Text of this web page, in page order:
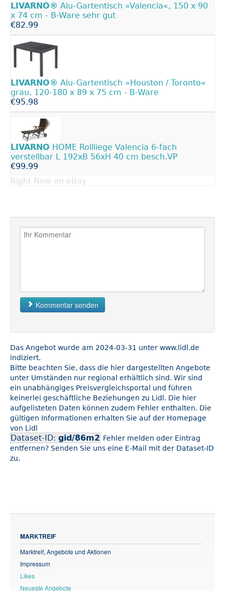
LIVARNO® Alu-Gartentisch »Valencia«, 150 x 90
x 74 cm - B-Ware sehr gut
€82.99
LIVARNO® Alu-Gartentisch »Houston / Toronto«
grau, 120-180 x 89 x 75 cm - B-Ware
€95.98
LIVARNO HOME Rollliege Valencia 6-fach
verstellbar L 192xB 56xH 40 cm besch.VP
€99.99
Right Now on eBay
Kommentar senden
Das Angebot wurde am 2024-03-31 unter www.lidl.de
indiziert.
Bitte beachten Sie, dass die hier dargestellten Angebote
unter Umständen nur regional erhältlich sind. Wir sind
ein unabhängiges Preisvergleichsportal und führen
keinerlei geschäftliche Beziehungen zu Lidl. Die hier
aufgelisteten Daten können zudem Fehler enthalten. Die
gültigen Informationen erhalten Sie auf der Homepage
von Lidl
Dataset-ID: gid/86m2 Fehler melden oder Eintrag
entfernen? Senden Sie uns eine E-Mail mit der Dataset-ID
zu.
MARKTREIF
Marktreif, Angebote und Aktionen
Impressum
Likes
Neueste Angebote